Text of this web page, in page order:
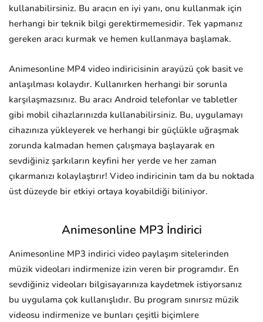
kullanabilirsiniz. Bu aracın en iyi yanı, onu kullanmak için
herhangi bir teknik bilgi gerektirmemesidir. Tek yapmanız
gereken aracı kurmak ve hemen kullanmaya başlamak.
Animesonline MP4 video indiricisinin arayüzü çok basit ve
anlaşılması kolaydır. Kullanırken herhangi bir sorunla
karşılaşmazsınız. Bu aracı Android telefonlar ve tabletler
gibi mobil cihazlarınızda kullanabilirsiniz. Bu, uygulamayı
cihazınıza yükleyerek ve herhangi bir güçlükle uğraşmak
zorunda kalmadan hemen çalışmaya başlayarak en
sevdiğiniz şarkıların keyfini her yerde ve her zaman
çıkarmanızı kolaylaştırır! Video indiricinin tam da bu noktada
üst düzeyde bir etkiyi ortaya koyabildiği biliniyor.
Animesonline MP3 İndirici
Animesonline MP3 indirici video paylaşım sitelerinden
müzik videoları indirmenize izin veren bir programdır. En
sevdiğiniz videoları bilgisayarınıza kaydetmek istiyorsanız
bu uygulama çok kullanışlıdır. Bu program sınırsız müzik
videosu indirmenize ve bunları çeşitli biçimlere